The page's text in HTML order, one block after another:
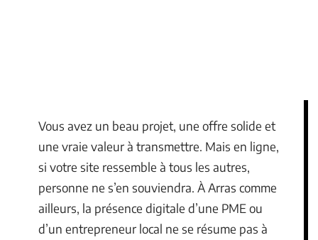
Vous avez un beau projet, une offre solide et
une vraie valeur à transmettre. Mais en ligne,
si votre site ressemble à tous les autres,
personne ne s’en souviendra. À Arras comme
ailleurs, la présence digitale d’une PME ou
d’un entrepreneur local ne se résume pas à